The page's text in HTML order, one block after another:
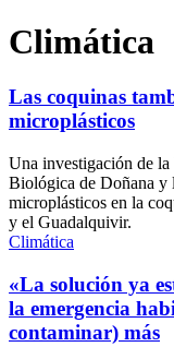
Climática
Las coquinas
microplásticos
Una investigación de
Biológica de Doñana y
microplásticos en la
y el Guadalquivir.
Climática
«La solución ya
la emergencia
contaminar) más